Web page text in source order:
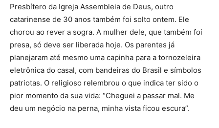
Presbítero da Igreja Assembleia de Deus, outro
catarinense de 30 anos também foi solto ontem. Ele
chorou ao rever a sogra. A mulher dele, que também foi
presa, só deve ser liberada hoje. Os parentes já
planejaram até mesmo uma capinha para a tornozeleira
eletrônica do casal, com bandeiras do Brasil e símbolos
patriotas. O religioso relembrou o que indica ter sido o
pior momento da sua vida: “Cheguei a passar mal. Me
deu um negócio na perna, minha vista ficou escura”.